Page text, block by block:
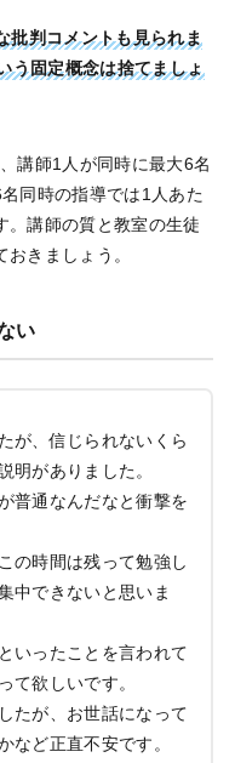
批判コメントも見られま
う固定概念は捨てましょ
講師1人が同時に最大6名
同時の指導では1人あた
。講師の質と教室の生徒
きましょう。
い
が、信じられないくら
明がありました。
普通なんだなと衝撃を
の時間は残って勉強し
中できないと思いま
いったことを言われて
て欲しいです。
たが、お世話になって
など正直不安です。